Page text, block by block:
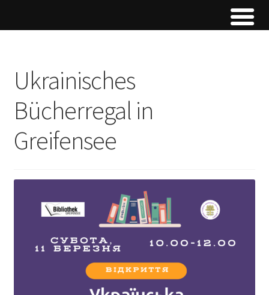
Ukrainisches
Bücherregal in
Greifensee